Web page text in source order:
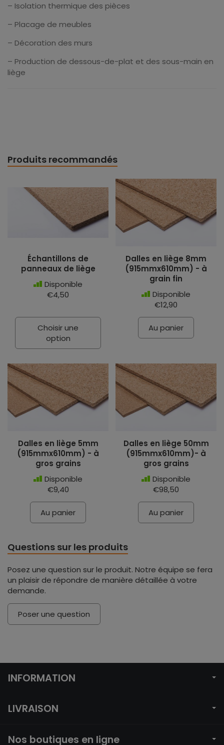
– Isolation thermique des pièces
– Placage de meubles
– Décoration des murs
– Production de dessous-de-plat et des sous-main en
liège
Produits recommandés
Échantillons de
panneaux de liège
Disponible
€4,50
Choisir une
option
Dalles en liège 8mm
(915mmx610mm) - à
grain fin
Disponible
€12,90
Au panier
Dalles en liège 5mm
(915mmx610mm) - à
gros grains
Disponible
€9,40
Au panier
Dalles en liège 50mm
(915mmx610mm)- à
gros grains
Disponible
€98,50
Au panier
Questions sur les produits
Posez une question sur le produit. Notre équipe se fera
un plaisir de répondre de manière détaillée à votre
demande.
Poser une question
INFORMATION
LIVRAISON
Nos boutiques en ligne